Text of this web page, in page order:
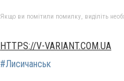
Якщо ви помітили помилку, виділіть
HTTPS://V-VARIANT.COM.UA
#Лисичанськ